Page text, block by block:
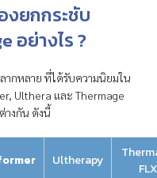
งยกกระชับ
อย่างไร ?
กหลาย ที่ได้รับความนิยมใน
Ulthera และ Thermage
างกัน ดังนี้
Ultherapy
FLX